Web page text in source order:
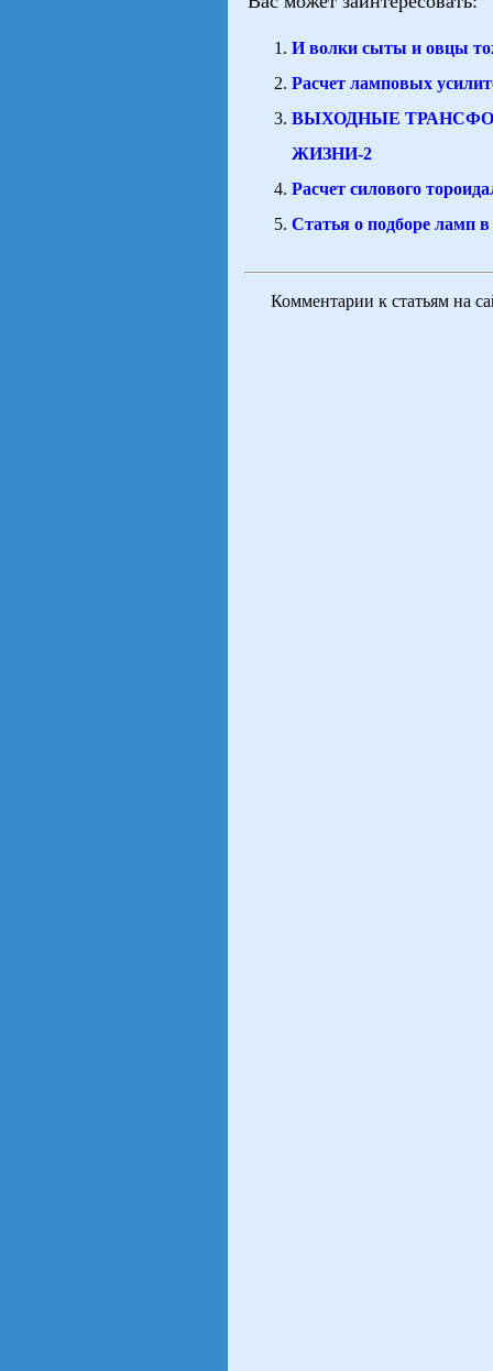
И волки сыты и овцы
Расчет ламповых
ВЫХОДНЫЕ
ЖИЗНИ-2
Расчет силового
Статья о подборе ламп
Комментарии к статьям на